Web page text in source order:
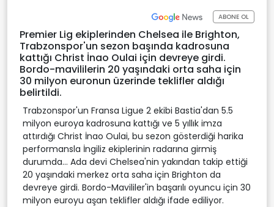
ABONE OL
Premier Lig ekiplerinden Chelsea ile Brighton,
Trabzonspor'un sezon başında kadrosuna
kattığı Christ İnao Oulai için devreye girdi.
Bordo-mavililerin 20 yaşındaki orta saha için
30 milyon euronun üzerinde teklifler aldığı
belirtildi.
Trabzonspor'un Fransa Ligue 2 ekibi Bastia'dan 5.5
milyon euroya kadrosuna kattığı ve 5 yıllık imza
attırdığı Christ İnao Oulai, bu sezon gösterdiği harika
performansla İngiliz ekiplerinin radarına girmiş
durumda... Ada devi Chelsea'nin yakından takip ettiği
20 yaşındaki merkez orta saha için Brighton da
devreye girdi. Bordo-Mavililer'in başarılı oyuncu için 30
milyon euroyu aşan teklifler aldığı ifade ediliyor.